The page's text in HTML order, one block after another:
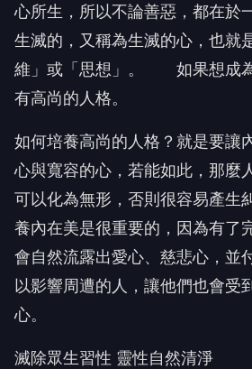
心所生，所以不論善惡，都在於
生滅的，又稱為生滅的心，也就
維」或「思想」。 如果想成
有高尚的人格。
如何培養高尚的人格？就是要讓
心與寬容的心，若能如此，那麼
可以化為無形，否則很容易產生
養內在美是很重要的，因為有了
會自然流露出愛心、慈悲心，並
以影響周遭的人，讓他們也會受
心。
滅除眾生習性 靈性自然清淨